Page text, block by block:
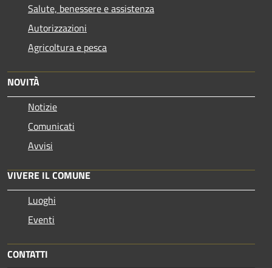
Salute, benessere e assistenza
Autorizzazioni
Agricoltura e pesca
NOVITÀ
Notizie
Comunicati
Avvisi
VIVERE IL COMUNE
Luoghi
Eventi
CONTATTI